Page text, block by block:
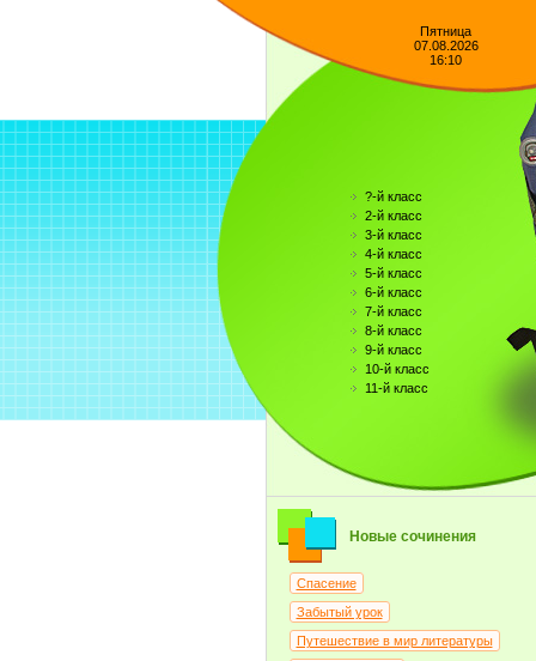
Пятница
07.08.2026
16:10
?-й класс
2-й класс
3-й класс
4-й класс
5-й класс
6-й класс
7-й класс
8-й класс
9-й класс
10-й класс
11-й класс
Новые сочинения
Спасение
Забытый урок
Путешествие в мир литературы